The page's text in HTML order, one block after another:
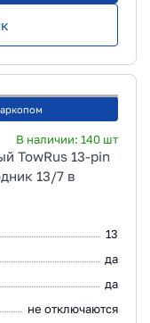
В наличии: 140 шт
TowRus 13-pin
13/7 в
13
да
да
не отключаются